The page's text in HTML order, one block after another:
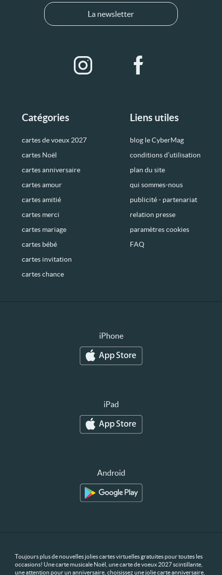
Catégories
cartes de voeux 2027
cartes Noël
cartes anniversaire
cartes amour
cartes amitié
cartes merci
cartes mariage
cartes bébé
cartes invitation
cartes chance
Liens utiles
blog le CyberMag
conditions d’utilisation
plan du site
qui sommes-nous
publicité - partenariat
relation presse
paramètres cookies
FAQ
La newsletter
iPhone
iPad
Android
Toujours plus de nouvelles jolies cartes virtuelles gratuites pour toutes les
occasions! Une carte musicale Noël, une carte de voeux 2027 scintillante,
une attention pour un anniversaire, choisissez une jolie carte anniversaire.